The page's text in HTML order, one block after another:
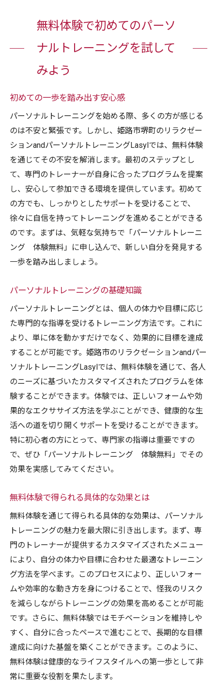
無料体験で初めてのパーソ
ナルトレーニングを試して
みよう
初めての一歩を踏み出す安心感
パーソナルトレーニングを始める際、多くの方が感じる
のは不安と緊張です。しかし、姫路市堺町のリラクゼー
ションandパーソナルトレーニングLasylでは、無料体験
を通じてその不安を解消します。最初のステップとし
て、専門のトレーナーが自身に合ったプログラムを提案
し、安心して参加できる環境を提供しています。初めて
の方でも、しっかりとしたサポートを受けることで、
徐々に自信を持ってトレーニングを進めることができる
のです。まずは、気軽な気持ちで「パーソナルトレーニ
ング 体験無料」に申し込んで、新しい自分を発見する
一歩を踏み出しましょう。
パーソナルトレーニングの基礎知識
パーソナルトレーニングとは、個人の体力や目標に応じ
た専門的な指導を受けるトレーニング方法です。これに
より、単に体を動かすだけでなく、効果的に目標を達成
することが可能です。姫路市のリラクゼーションandパー
ソナルトレーニングLasylでは、無料体験を通じて、各人
のニーズに基づいたカスタマイズされたプログラムを体
験することができます。体験では、正しいフォームや効
果的なエクササイズ方法を学ぶことができ、健康的な生
活への道を切り開くサポートを受けることができます。
特に初心者の方にとって、専門家の指導は重要ですの
で、ぜひ「パーソナルトレーニング 体験無料」でその
効果を実感してみてください。
無料体験で得られる具体的な効果とは
無料体験を通じて得られる具体的な効果は、パーソナル
トレーニングの魅力を最大限に引き出します。まず、専
門のトレーナーが提供するカスタマイズされたメニュー
により、自分の体力や目標に合わせた最適なトレーニン
グ方法を学べます。このプロセスにより、正しいフォー
ムや効率的な動き方を身につけることで、怪我のリスク
を減らしながらトレーニングの効果を高めることが可能
です。さらに、無料体験ではモチベーションを維持しや
すく、自分に合ったペースで進むことで、長期的な目標
達成に向けた基盤を築くことができます。このように、
無料体験は健康的なライフスタイルへの第一歩として非
常に重要な役割を果たします。